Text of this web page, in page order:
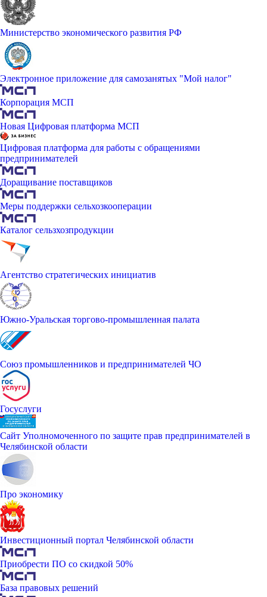
Министерство экономического развития РФ
Электронное приложение для самозанятых "Мой налог"
Корпорация МСП
Новая Цифровая платформа МСП
Цифровая платформа для работы с обращениями
предпринимателей
Доращивание поставщиков
Меры поддержки сельхозкооперации
Каталог сельзхозпродукции
Агентство стратегических инициатив
Южно-Уральская торгово-промышленная палата
Союз промышленников и предпринимателей ЧО
Госуслуги
Сайт Уполномоченного по защите прав предпринимателей в
Челябинской области
Про экономику
Инвестиционный портал Челябинской области
Приобрести ПО со скидкой 50%
База правовых решений